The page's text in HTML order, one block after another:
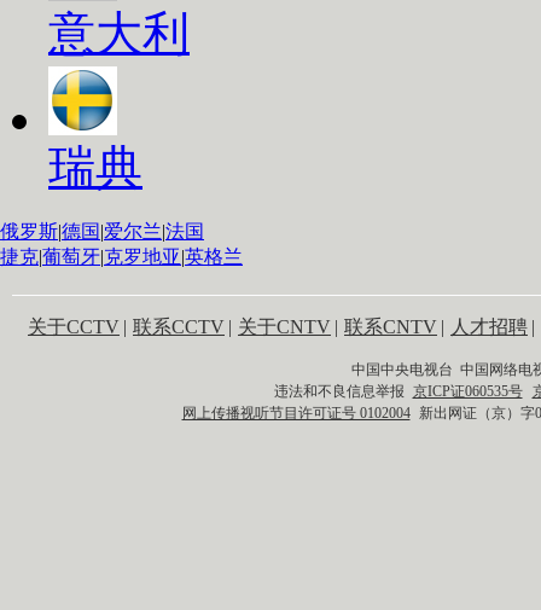
意大利
瑞典
俄罗斯|德国 |爱尔兰|法国
捷克|葡萄牙|克罗地亚|英格兰
关于CCTV | 联系CCTV | 关于CNTV | 联系CNTV | 人才招聘 |
中国中央电视台 中国网络电
违法和不良信息举报 京ICP证060535号
网上传播视听节目许可证号 0102004 新出网证（京）